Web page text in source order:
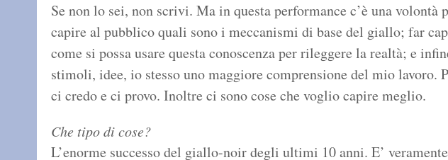
Se non lo sei, non scrivi. Ma in questa performance c’è una volontà
capire al pubblico quali sono i meccanismi di base del giallo; far
come si possa usare questa conoscenza per rileggere la realtà; e
stimoli, idee, io stesso uno maggiore comprensione del mio lavoro.
ci credo e ci provo. Inoltre ci sono cose che voglio capire meglio.
Che tipo di cose?
L’enorme successo del giallo-noir degli ultimi 10 anni. E’